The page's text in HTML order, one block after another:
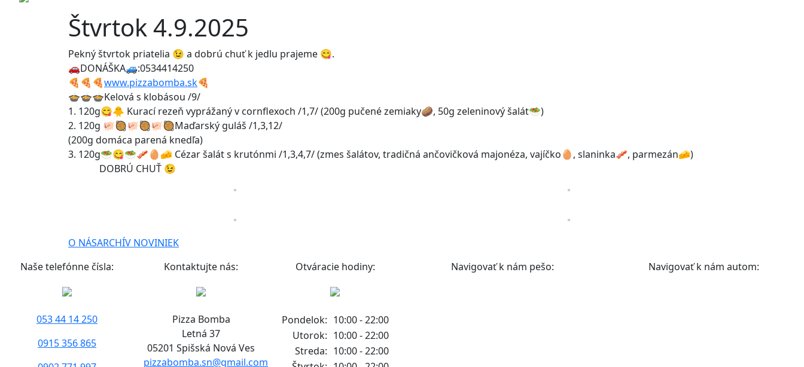
Štvrtok 4.9.2025
Pekný štvrtok priatelia 😉 a dobrú chuť k jedlu prajeme 😋.
🚗DONÁŠKA🚙:0534414250
🍕🍕🍕www.pizzabomba.sk🍕
🍲🍲🍲Kelová s klobásou /9/
1. 120g😋🐥 Kurací rezeň vyprážaný v cornflexoch /1,7/ (200g pučené zemiaky🥔, 50g zeleninový šalát🥗)
2. 120g 🐖🥘🐖🥘🐖🥘Maďarský guláš /1,3,12/
(200g domáca parená knedľa)
3. 120g🥗😋🥗🥓🥚🧀 Cézar šalát s krutónmi /1,3,4,7/ (zmes šalátov, tradičná ančovičková majonéza, vajíčko🥚, slaninka🥓, parmezán🧀)
DOBRÚ CHUŤ 😉
O NÁSARCHÍV NOVINIEK
Naše telefónne čísla:
053 44 14 250
0915 356 865
Kontaktujte nás:
Pizza Bomba
Letná 37
05201 Spišská Nová Ves
pizzabomba.sn@gmail.com
Otváracie hodiny:
Pondelok: 10:00 - 22:00
Utorok: 10:00 - 22:00
Streda: 10:00 - 22:00
Navigovať k nám pešo: Navigovať k nám autom: